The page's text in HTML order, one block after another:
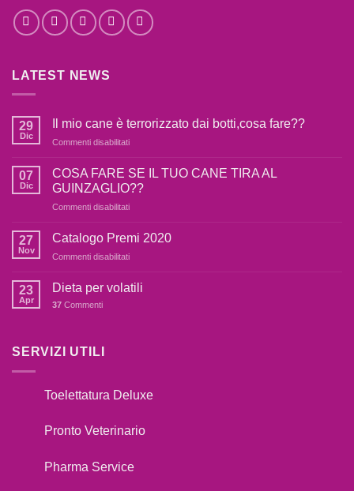
LATEST NEWS
29
Dic
Il mio cane è terrorizzato dai botti,cosa fare??
Commenti disabilitatisu
mio
cane
è
terrorizzato
botti,cosa
07
Dic
COSA FARE SE IL TUO CANE TIRA AL
GUINZAGLIO??
Commenti disabilitatisu
FARE
IL
CANE
27
Nov
Catalogo Premi 2020
Commenti disabilitatisu
Premi
23
Apr
Dieta per volatili
37 Commenti
SERVIZI UTILI
Toelettatura Deluxe
Pronto Veterinario
Pharma Service